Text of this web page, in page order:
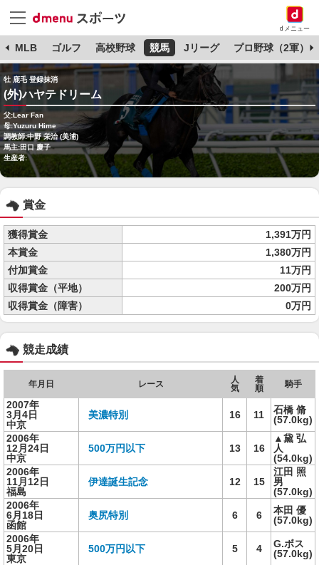
dメニュー
MLB ゴルフ 高校野球 競馬 Jリーグ プロ野球（2軍）
牡 鹿毛 登録抹消
(外)ハヤテドリーム
父:Lear Fan
母:Yuzuru Hime
調教師:中野 栄治 (美浦)
馬主:田口 慶子
生産者:
賞金
獲得賞金
1,391万円
本賞金
1,380万円
付加賞金
11万円
収得賞金（平地）
200万円
収得賞金（障害）
0万円
競走成績
年月日 レース
人
気
着
順
騎手
2007年
3月4日
中京
美濃特別 16 11
石橋 脩
(57.0kg)
2006年
12月24日
中京
500万円以下 13 16
▲黛 弘
人
(54.0kg)
2006年
11月12日
福島
伊達誕生記念 12 15
江田 照
男
(57.0kg)
2006年
6月18日
函館
奥尻特別 6 6
本田 優
(57.0kg)
2006年
5月20日
東京
500万円以下 5 4
G.ボス
(57.0kg)